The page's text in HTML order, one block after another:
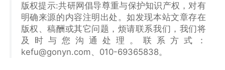
版权提示:共研网倡导尊重与保护知识产权，对有
明确来源的内容注明出处。如发现本站文章存在
版权、稿酬或其它问题，烦请联系我们，我们将
及时与您沟通处理。联系方式：
kefu@gonyn.com、010-69365838。